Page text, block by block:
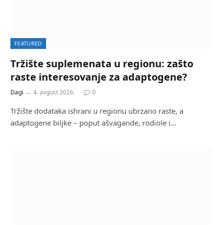
FEATURED
Tržište suplemenata u regionu: zašto
raste interesovanje za adaptogene?
Dagi 4. avgust 2026. 0
Tržište dodataka ishrani u regionu ubrzano raste, a
adaptogene biljke – poput ašvagande, rodiole i…